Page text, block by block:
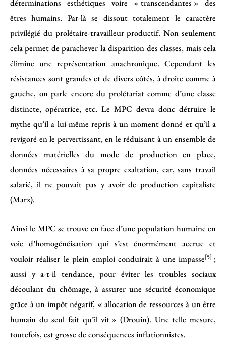
déterminations esthétiques voire « transcendantes » des
êtres humains. Par-là se dissout totalement le caractère
privilégié du prolétaire-travailleur productif. Non seulement
cela permet de parachever la disparition des classes, mais cela
élimine une représentation anachronique. Cependant les
résistances sont grandes et de divers côtés, à droite comme à
gauche, on parle encore du prolétariat comme d’une classe
distincte, opératrice, etc. Le MPC devra donc détruire le
mythe qu’il a lui-même repris à un moment donné et qu’il a
revigoré en le pervertissant, en le réduisant à un ensemble de
données matérielles du mode de production en place,
données nécessaires à sa propre exaltation, car, sans travail
salarié, il ne pouvait pas y avoir de production capitaliste
(Marx).
Ainsi le MPC se trouve en face d’une population humaine en
voie d’homogénéisation qui s’est énormément accrue et
vouloir réaliser le plein emploi conduirait à une impasse[5] ;
aussi y a-t-il tendance, pour éviter les troubles sociaux
découlant du chômage, à assurer une sécurité économique
grâce à un impôt négatif, « allocation de ressources à un être
humain du seul fait qu’il vit » (Drouin). Une telle mesure,
toutefois, est grosse de conséquences inflationnistes.